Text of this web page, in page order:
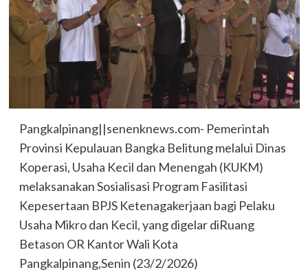
Pangkalpinang||senenknews.com- Pemerintah
Provinsi Kepulauan Bangka Belitung melalui Dinas
Koperasi, Usaha Kecil dan Menengah (KUKM)
melaksanakan Sosialisasi Program Fasilitasi
Kepesertaan BPJS Ketenagakerjaan bagi Pelaku
Usaha Mikro dan Kecil, yang digelar diRuang
Betason OR Kantor Wali Kota
Pangkalpinang,Senin (23/2/2026)